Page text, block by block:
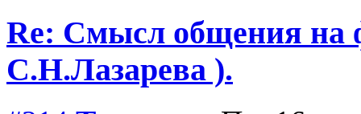
Re: Смысл общения на
С.Н.Лазарева ).